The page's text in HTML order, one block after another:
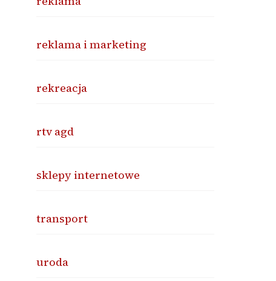
reklama i marketing
rekreacja
rtv agd
sklepy internetowe
transport
uroda